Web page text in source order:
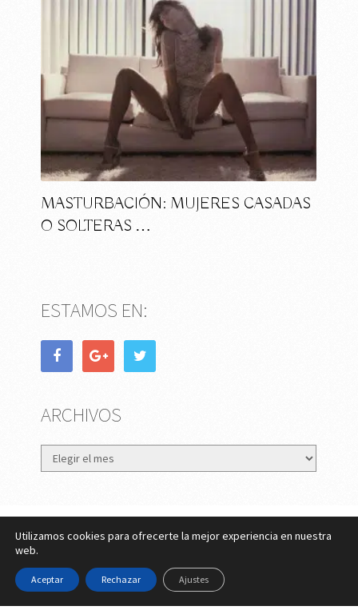
MASTURBACIÓN: MUJERES CASADAS
O SOLTERAS …
ESTAMOS EN:
ARCHIVOS
Archivos
eMujer.com
Copyright © 2026.
Contactar ||Datos Legales y Privacidad
Cookies
Utilizamos cookies para ofrecerte la mejor experiencia en nuestra
web.
Aceptar Rechazar Ajustes